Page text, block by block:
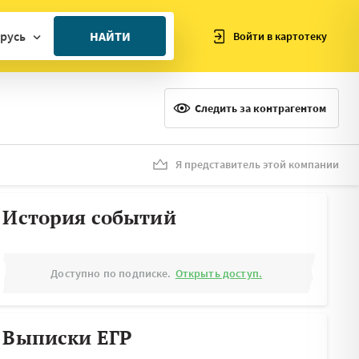
НАЙТИ Войти в картотеку
Следить за контрагентом
Я представитель этой компании
История событий
Доступно по подписке. Открыть доступ.
Выписки ЕГР